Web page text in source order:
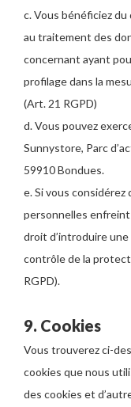
c. Vous bénéficiez
au traitement des
concernant ayant
profilage dans la
(Art. 21 RGPD)
d. Vous pouvez
Sunnystore, Parc
59910 Bondues.
e. Si vous
personnelles enfreint
droit d’introduire
contrôle de la
RGPD).
9. Cookies
Vous trouverez ci-
cookies que nous
des cookies et